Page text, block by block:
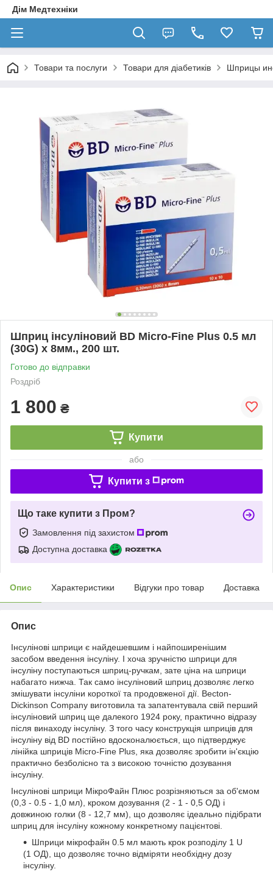
Дім Медтехніки
Товари та послуги Товари для діабетиків Шприцы
Шприц інсуліновий BD Micro-Fine Plus 0.5 мл
(30G) x 8мм., 200 шт.
Готово до відправки
Роздріб
1 800 ₴
Купити
або
Купити з
Що таке купити з Пром?
Замовлення під захистом
Доступна доставка
Опис Характеристики Відгуки про товар Доставка
Опис
Інсулінові шприци є найдешевшим і найпоширенішим
засобом введення інсуліну. І хоча зручністю шприци для
інсуліну поступаються шприц-ручкам, зате ціна на шприци
набагато нижча. Так само інсуліновий шприц дозволяє легко
змішувати інсуліни короткої та продовженої дії. Becton-
Dickinson Company виготовила та запатентувала свій перший
інсуліновий шприц ще далекого 1924 року, практично відразу
після винаходу інсуліну. З того часу конструкція шприців для
інсуліну від BD постійно вдосконалюється, що підтверджує
лінійка шприців Micro-Fine Plus, яка дозволяє зробити ін'єкцію
практично безболісно та з високою точністю дозування
інсуліну.
Інсулінові шприци МікроФайн Плюс розрізняються за об'ємом
(0,3 - 0.5 - 1,0 мл), кроком дозування (2 - 1 - 0,5 ОД) і
довжиною голки (8 - 12,7 мм), що дозволяє ідеально підібрати
шприц для інсуліну кожному конкретному пацієнтові.
Шприци мікрофайн 0.5 мл мають крок розподілу 1 U
(1 ОД), що дозволяє точно відміряти необхідну дозу
інсуліну.